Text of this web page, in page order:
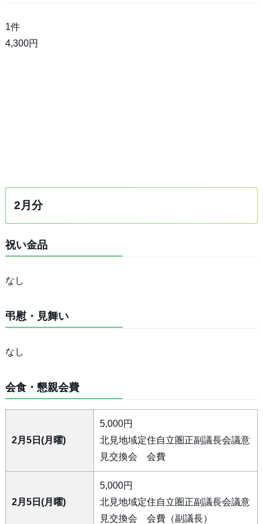
1件
4,300円
2月分
祝い金品
なし
弔慰・見舞い
なし
会食・懇親会費
2月5日(月曜)
5,000円
北見地域定住自立圏正副議長会議意
見交換会 会費
2月5日(月曜)
5,000円
北見地域定住自立圏正副議長会議意
見交換会 会費（副議長）